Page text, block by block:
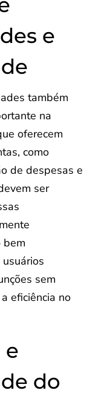
e
também
na
oferecem
como
de despesas e
ser
bem
sem
eficiência no
e
do